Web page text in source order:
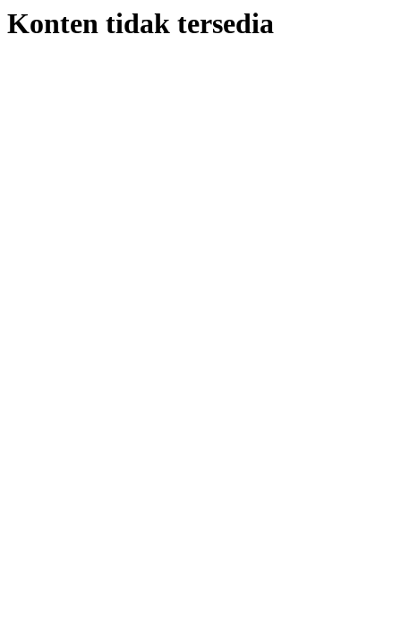
Konten tidak tersedia